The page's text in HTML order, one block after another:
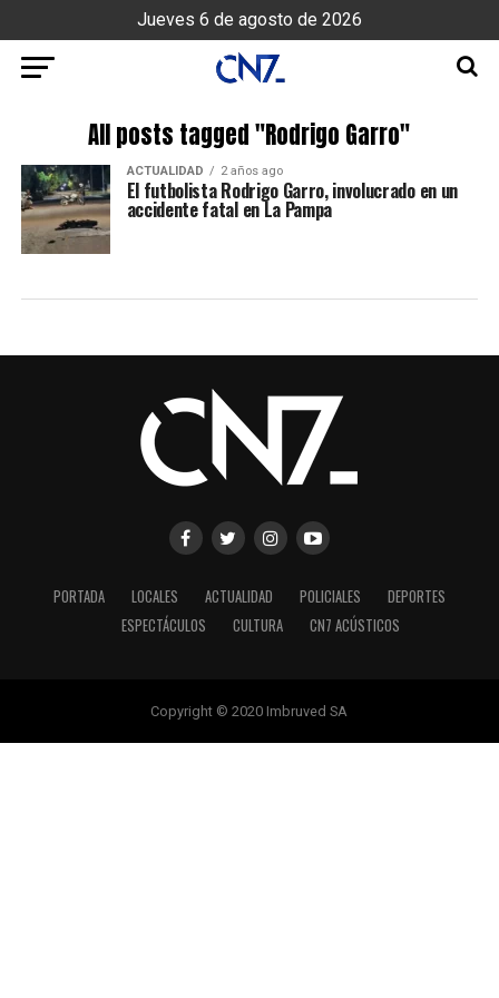
Jueves 6 de agosto de 2026
All posts tagged "Rodrigo Garro"
ACTUALIDAD 2 años ago
El futbolista Rodrigo Garro, involucrado en un
accidente fatal en La Pampa
PORTADA LOCALES ACTUALIDAD POLICIALES
DEPORTES
ESPECTÁCULOS
CULTURA CN7 ACÚSTICOS
Copyright © 2020 Imbruved SA